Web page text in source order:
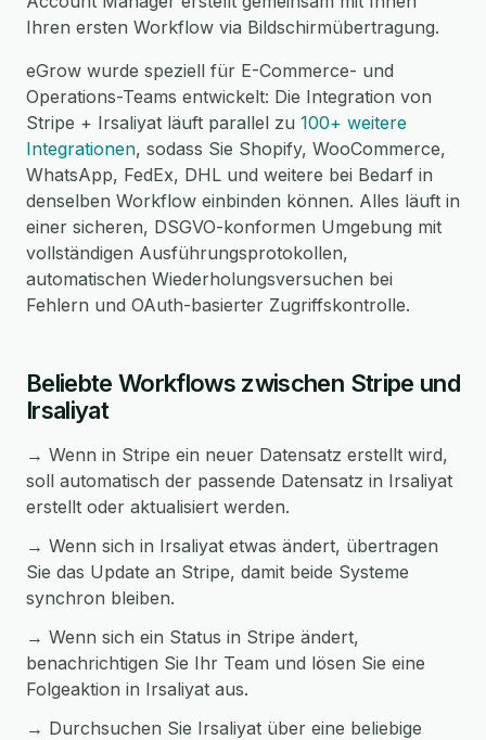
Ihren ersten Workflow via Bildschirmübertragung.
eGrow wurde speziell für E-Commerce- und
Operations-Teams entwickelt: Die Integration von
Stripe + Irsaliyat läuft parallel zu 100+ weitere
Integrationen, sodass Sie Shopify, WooCommerce,
WhatsApp, FedEx, DHL und weitere bei Bedarf in
denselben Workflow einbinden können. Alles läuft in
einer sicheren, DSGVO-konformen Umgebung mit
vollständigen Ausführungsprotokollen,
automatischen Wiederholungsversuchen bei
Fehlern und OAuth-basierter Zugriffskontrolle.
Beliebte Workflows zwischen Stripe und
Irsaliyat
→ Wenn in Stripe ein neuer Datensatz erstellt wird,
soll automatisch der passende Datensatz in Irsaliyat
erstellt oder aktualisiert werden.
→ Wenn sich in Irsaliyat etwas ändert, übertragen
Sie das Update an Stripe, damit beide Systeme
synchron bleiben.
→ Wenn sich ein Status in Stripe ändert,
benachrichtigen Sie Ihr Team und lösen Sie eine
Folgeaktion in Irsaliyat aus.
→ Durchsuchen Sie Irsaliyat über eine beliebige